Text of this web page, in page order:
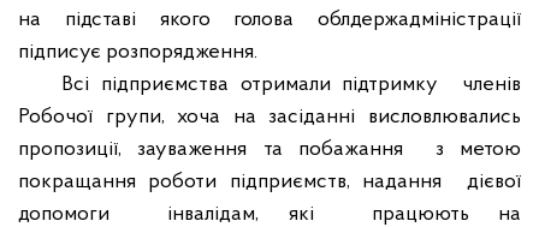
на підставі якого голова облдержадміністрації
підписує розпорядження.
Всі підприємства отримали підтримку
членів
Робочої групи, хоча на засіданні висловлювались
пропозиції, зауваження та побажання
з метою
покращання роботи підприємств, надання
дієвої
допомоги
інвалідам, які
працюють на